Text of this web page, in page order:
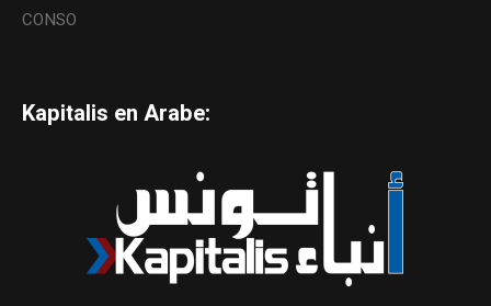
CONSO
Kapitalis en Arabe: